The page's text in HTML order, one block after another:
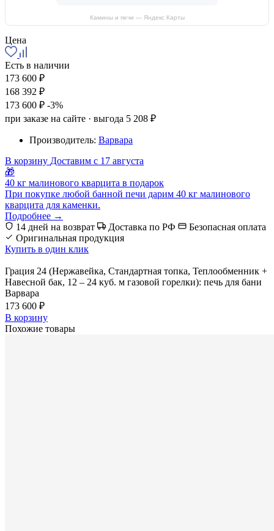
Камины и печи — Яндекс Карты
Цена
Есть в наличии
173 600 ₽
168 392 ₽
173 600 ₽ -3%
при заказе на сайте · выгода 5 208 ₽
Производитель: Варвара
В корзину Доставим с 17 августа
🎁
40 кг малинового кварцита в подарок
При покупке любой банной печи дарим 40 кг малинового
кварцита для каменки.
Подробнее →
14 дней на возврат
Доставка по РФ
Безопасная оплата
Оригинальная продукция
Купить в один клик
Грация 24 (Нержавейка, Стандартная топка, Теплообменник +
Навесной бак, 12 – 24 куб. м газовой горелки): печь для бани
Варвара
173 600 ₽
В корзину
Похожие товары